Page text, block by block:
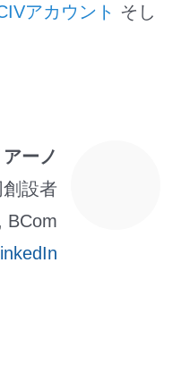
アカウント そし
ーノ
設者
BCom